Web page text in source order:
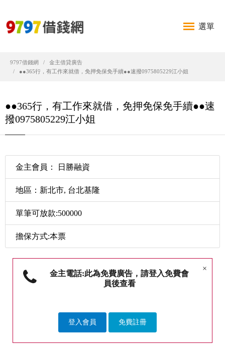
選單
9797借錢網
金主借貸廣告
●●365行，有工作來就借，免押免保免手續●●速撥0975805229江小姐
●●365行，有工作來就借，免押免保免手續●●速
撥0975805229江小姐
金主會員： 日勝融資
地區：新北市, 台北基隆
單筆可放款:500000
擔保方式:本票
×
金主電話:此為免費廣告，請登入免費會
員後查看
登入會員 免費註冊